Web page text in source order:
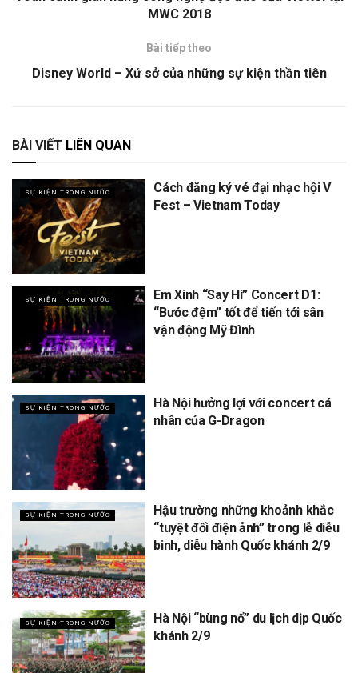
MWC 2018
Bài tiếp theo
Disney World – Xứ sở của những sự kiện thần tiên
BÀI VIẾT LIÊN QUAN
SỰ KIỆN TRONG NƯỚC
Cách đăng ký vé đại nhạc hội V
Fest – Vietnam Today
SỰ KIỆN TRONG NƯỚC
Em Xinh “Say Hi” Concert D1:
“Bước đệm” tốt để tiến tới sân
vận động Mỹ Đình
SỰ KIỆN TRONG NƯỚC
Hà Nội hưởng lợi với concert cá
nhân của G-Dragon
SỰ KIỆN TRONG NƯỚC
Hậu trường những khoảnh khắc
“tuyệt đối điện ảnh” trong lễ diễu
binh, diễu hành Quốc khánh 2/9
SỰ KIỆN TRONG NƯỚC
Hà Nội “bùng nổ” du lịch dịp Quốc
khánh 2/9